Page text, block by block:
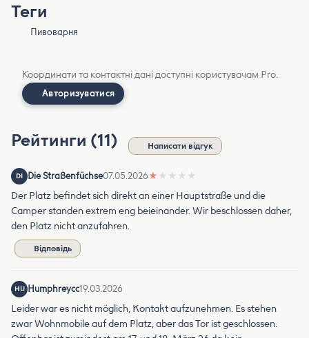
Теги
Пивоварня
Координати та контактні дані доступні користувачам Pro.
Авторизуватися
Рейтинги (11) Написати відгук
DI Die Straßenfüchse07.05.2026★ ★ ★ ★ ★
Der Platz befindet sich direkt an einer Hauptstraße und die
Camper standen extrem eng beieinander. Wir beschlossen daher,
den Platz nicht anzufahren.
Відповідь
HU Humphreycc19.03.2026
Leider war es nicht möglich, Kontakt aufzunehmen. Es stehen
zwar Wohnmobile auf dem Platz, aber das Tor ist geschlossen.